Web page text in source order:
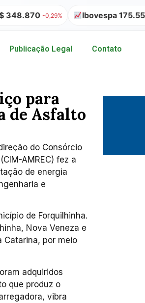
-0,29% Ibovespa 175.554,66
Publicação Legal Contato
para
de Asfalto
do Consórcio
AMREC) fez a
de energia
e
de Forquilhinha.
Nova Veneza e
Catarina, por meio
adquiridos
que produz o
vibra